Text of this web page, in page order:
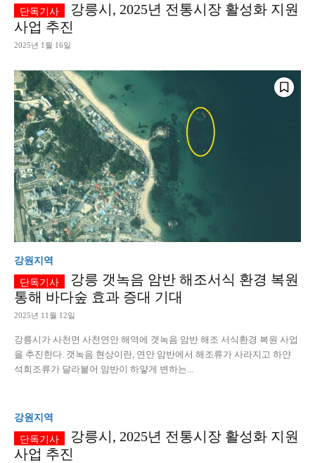
강릉시, 2025년 전통시장 활성화 지원
사업 추진
2025년 1월 16일
강원지역
강릉 갯녹음 암반 해조서식 환경 복원
통해 바다숲 효과 증대 기대
2025년 11월 12일
강릉시가 사천면 사천연안 해역에 갯녹음 암반 해조 서식환경 복원 사업
을 추진한다. 갯녹음 현상이란, 연안 암반에서 해조류가 사라지고 하얀
석회조류가 달라붙어 암반이 하얗게 변하는...
강원지역
강릉시, 2025년 전통시장 활성화 지원
사업 추진